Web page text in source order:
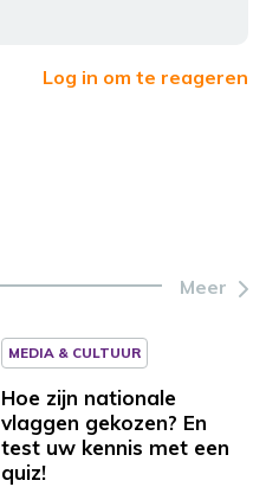
Log in om te reageren
Meer
MEDIA & CULTUUR
Hoe zijn nationale
vlaggen gekozen? En
test uw kennis met een
quiz!